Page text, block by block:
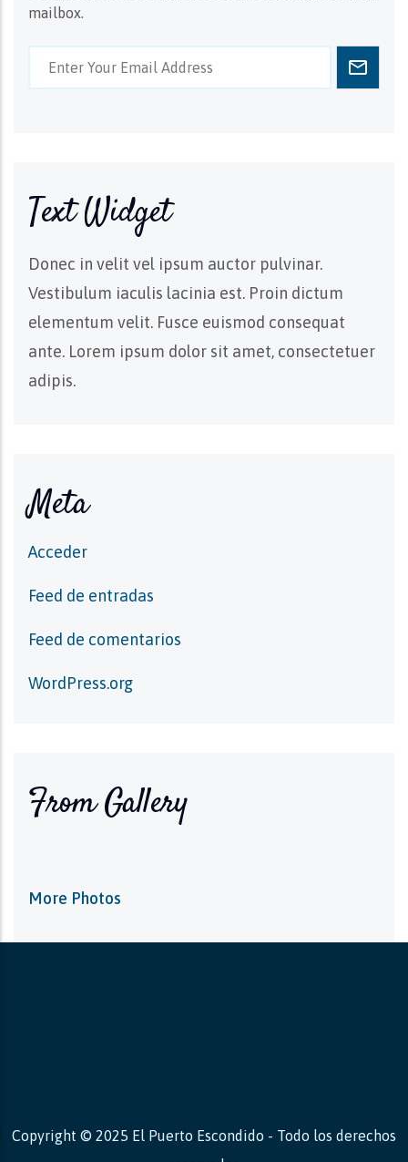
mailbox.
Text Widget
Donec in velit vel ipsum auctor pulvinar.
Vestibulum iaculis lacinia est. Proin dictum
elementum velit. Fusce euismod consequat
ante. Lorem ipsum dolor sit amet, consectetuer
adipis.
Meta
Acceder
Feed de entradas
Feed de comentarios
WordPress.org
From Gallery
More Photos
Copyright © 2025 El Puerto Escondido - Todo los derechos